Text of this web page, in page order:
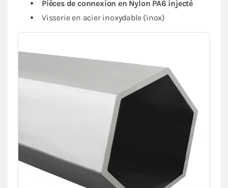
Pièces de connexion en Nylon PA6 injecté
Visserie en acier inoxydable (inox)